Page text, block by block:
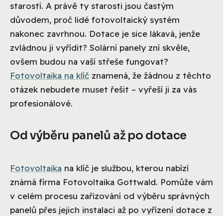
starostí. A právě ty starosti jsou častým
důvodem, proč lidé fotovoltaický systém
nakonec zavrhnou. Dotace je sice lákavá, jenže
zvládnou ji vyřídit? Solární panely zní skvěle,
ovšem budou na vaší střeše fungovat?
Fotovoltaika na klíč znamená, že žádnou z těchto
otázek nebudete muset řešit – vyřeší ji za vás
profesionálové.
Od výběru panelů až po dotace
Fotovoltaika na klíč je službou, kterou nabízí
známá firma Fotovoltaika Gottwald. Pomůže vám
v celém procesu zařizování od výběru správných
panelů přes jejich instalaci až po vyřízení dotace z